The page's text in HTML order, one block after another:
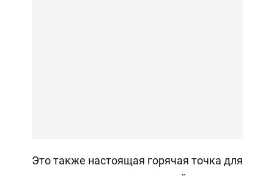
Это также настоящая горячая точка для